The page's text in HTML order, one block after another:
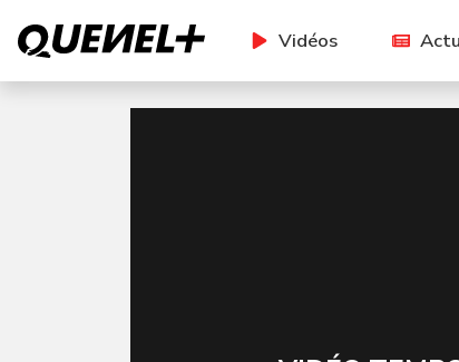
Vidéos